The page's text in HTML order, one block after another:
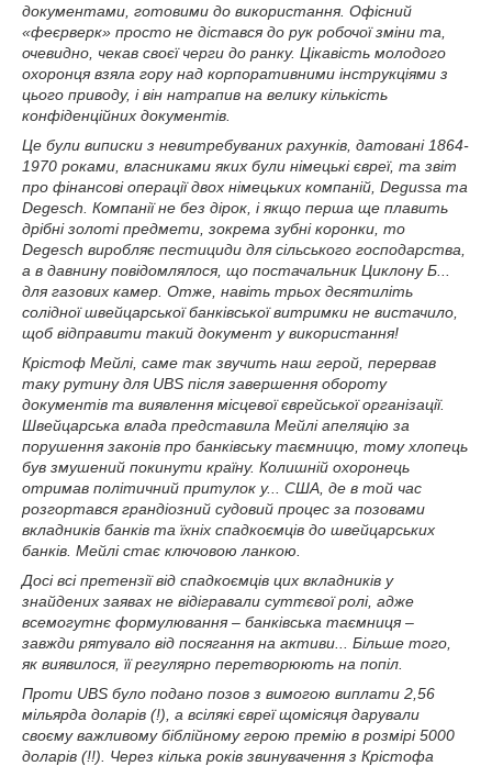
документами, готовими до використання. Офісний
«феєрверк» просто не дістався до рук робочої зміни та,
очевидно, чекав своєї черги до ранку. Цікавість молодого
охоронця взяла гору над корпоративними інструкціями з
цього приводу, і він натрапив на велику кількість
конфіденційних документів.
Це були виписки з невитребуваних рахунків, датовані 1864-
1970 роками, власниками яких були німецькі євреї, та звіт
про фінансові операції двох німецьких компаній, Degussa та
Degesch. Компанії не без дірок, і якщо перша ще плавить
дрібні золоті предмети, зокрема зубні коронки, то
Degesch виробляє пестициди для сільського господарства,
а в давнину повідомлялося, що постачальник Циклону Б...
для газових камер. Отже, навіть трьох десятиліть
солідної швейцарської банківської витримки не вистачило,
щоб відправити такий документ у використання!
Крістоф Мейлі, саме так звучить наш герой, перервав
таку рутину для UBS після завершення обороту
документів та виявлення місцевої єврейської організації.
Швейцарська влада представила Мейлі апеляцію за
порушення законів про банківську таємницю, тому хлопець
був змушений покинути країну. Колишній охоронець
отримав політичний притулок у... США, де в той час
розгортався грандіозний судовий процес за позовами
вкладників банків та їхніх спадкоємців до швейцарських
банків. Мейлі стає ключовою ланкою.
Досі всі претензії від спадкоємців цих вкладників у
знайдених заявах не відігравали суттєвої ролі, адже
всемогутнє формулювання – банківська таємниця –
завжди рятувало від посягання на активи... Більше того,
як виявилося, її регулярно перетворюють на попіл.
Проти UBS було подано позов з вимогою виплати 2,56
мільярда доларів (!), а всілякі євреї щомісяця дарували
своєму важливому біблійному герою премію в розмірі 5000
доларів (!!). Через кілька років звинувачення з Крістофа